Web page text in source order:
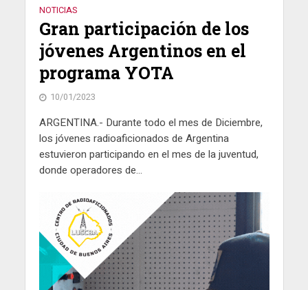
NOTICIAS
Gran participación de los
jóvenes Argentinos en el
programa YOTA
10/01/2023
ARGENTINA.- Durante todo el mes de Diciembre,
los jóvenes radioaficionados de Argentina
estuvieron participando en el mes de la juventud,
donde operadores de...